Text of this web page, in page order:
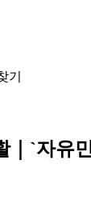
기
｜`자유